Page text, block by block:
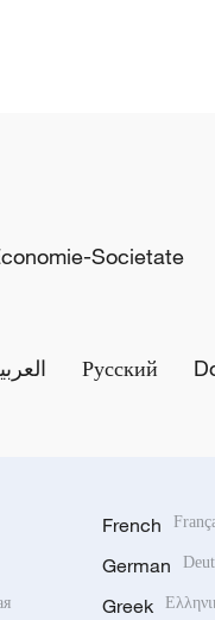
Societate
Русский
French
German
Greek